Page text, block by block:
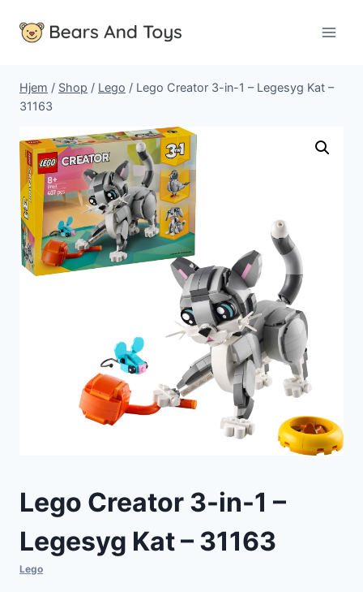
Hjem / Shop / Lego / Lego Creator 3-in-1 – Legesyg Kat –
31163
Lego Creator 3-in-1 –
Legesyg Kat – 31163
Lego